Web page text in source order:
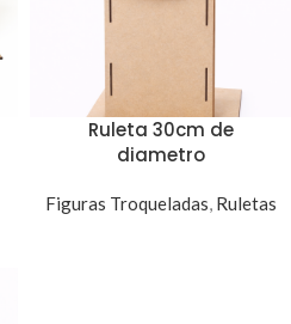
Ruleta 30cm de
diametro
Figuras Troqueladas, Ruletas